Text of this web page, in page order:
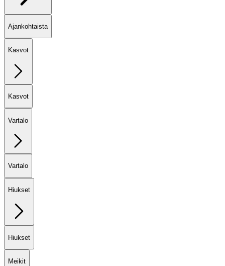
Ajankohtaista
Kasvot
Kasvot
Vartalo
Vartalo
Hiukset
Hiukset
Meikit